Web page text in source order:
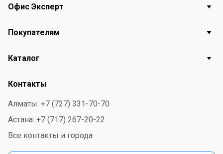
Офис Эксперт
Покупателям
Каталог
Контакты
Алматы: +7 (727) 331-70-70
Астана: +7 (717) 267-20-22
Все контакты и города